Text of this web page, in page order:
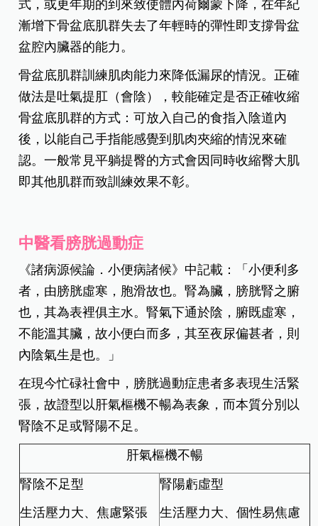
式，或更年期的到來致使體內荷爾蒙下降，在年紀
漸增下骨盆底肌群失去了年輕時的彈性即支撐骨盆
盆腔內臟器的能力。
骨盆底肌群訓練肌肉能力來降低漏尿的情況。正確
做法是吐氣提肛（會陰），較能確定是否正確收縮
骨盆底肌群的方式：可放入自己的食指入陰道內
後，以能自己手指能感覺到肌肉夾縮的情況來確
認。一般常見平躺提臀的方式會因同時收縮臀大肌
即其他肌群而致訓練效果不彰。
中醫看膀胱過動症
《諸病源候論．小便病諸候》中記載：「小便利多
者，由膀胱虛寒，胞滑故也。腎為臟，膀胱腎之腑
也，其為表裡俱主水。腎氣下通於陰，腑既虛寒，
不能溫其臟，故小便白而多，其至夜尿偏甚者，則
內陰氣生是也。」
在現今忙碌社會中，膀胱過動症患者多表現生活緊
張，故證型以肝氣樞機不暢為表象，而本質分別以
腎陰不足或腎陽不足。
肝氣樞機不暢
腎陰不足型
生活壓力大、焦慮緊張
腎陽虧虛型
生活壓力大、個性易焦慮